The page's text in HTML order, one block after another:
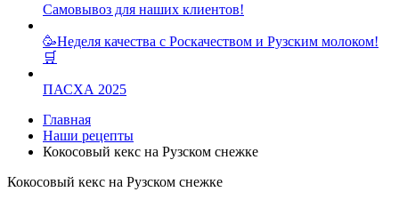
Самовывоз для наших клиентов!
🥳Неделя качества с Роскачеством и Рузским молоком!
🛒
ПАСХА 2025
Главная
Наши рецепты
Кокосовый кекс на Рузском снежке
Кокосовый кекс на Рузском снежке